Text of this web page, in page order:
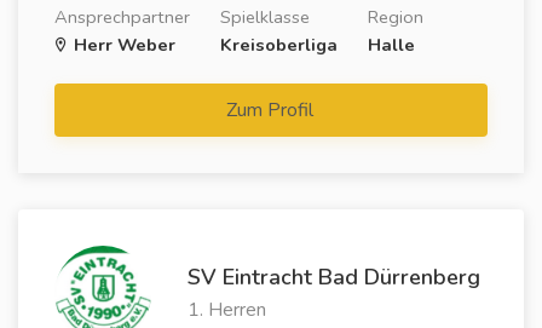
Ansprechpartner
Herr Weber
Spielklasse
Kreisoberliga
Region
Halle
Zum Profil
SV Eintracht Bad Dürrenberg
1. Herren